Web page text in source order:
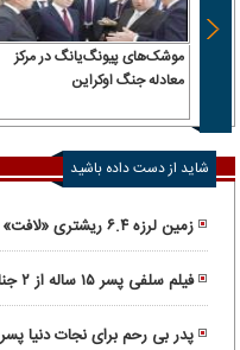
موشک‌های پیونگ‌یانگ در مرکز
معادله جنگ اوکراین
شاید از دست داده باشید
مصدوم
فیلم سلفی پسر ۱۵ ساله از ۲ جنایت ترسناک!